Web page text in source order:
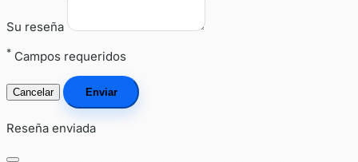
Su reseña
* Campos requeridos
Cancelar Enviar
Reseña enviada